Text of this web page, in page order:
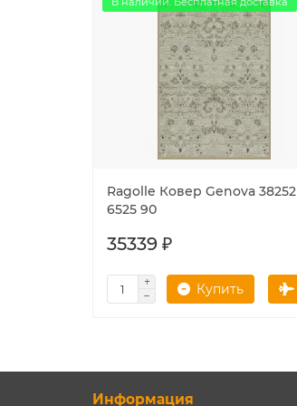
Ragolle Ковер Genova 38252
6525 90
35339 ₽
Купить
Информация